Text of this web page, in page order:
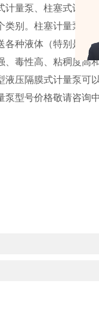
量泵、柱塞式计
别。柱塞计量泵
种液体（特别是
毒性高、粘稠度
压隔膜式计量泵
泵型号价格敬请咨询